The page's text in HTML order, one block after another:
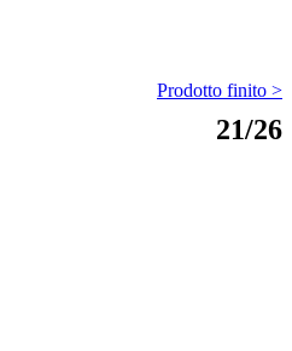
Prodotto finito >
21/26